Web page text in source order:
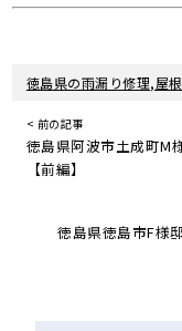
徳島県の雨漏り修理,屋
< 前の記事
徳島県阿波市土成町M
【前編】
徳島県徳島市F様